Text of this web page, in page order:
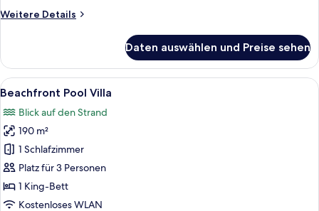
Weitere Details
Weitere
Pool
Villa
Daten auswählen und Preise sehen
Alle
Fotos
für
Beachfront
Pool
Villa
anzeigen
Eine Holzterrasse mit Liegestühlen
8
Beachfront Pool Villa
Blick auf den Strand
190 m²
1 Schlafzimmer
Platz für 3 Personen
1 King-Bett
Kostenloses WLAN